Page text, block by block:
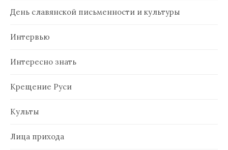
День славянской письменности и культуры
Интервью
Интересно знать
Крещение Руси
Культы
Лица прихода